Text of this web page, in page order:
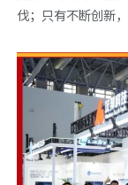
伐；只有不断创新